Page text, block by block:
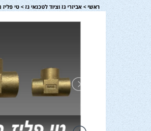
ראשי > אביזרי גז וציוד לטכנאי גז > טי פליז